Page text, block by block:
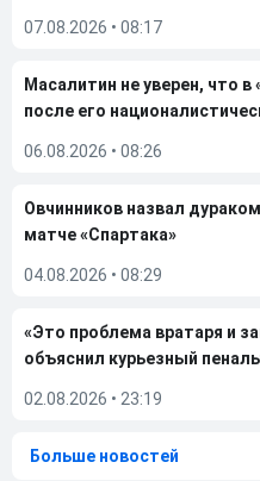
07.08.2026 • 08:17
Масалитин не уверен, что
после его
06.08.2026 • 08:26
Овчинников назвал
матче «Спартака»
04.08.2026 • 08:29
«Это проблема вратаря и
объяснил курьезный
02.08.2026 • 23:19
Больше новостей